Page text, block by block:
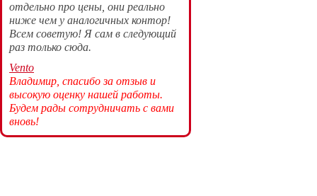
отдельно про цены, они реально
ниже чем у аналогичных контор!
Всем советую! Я сам в следующий
раз только сюда.
Vento
Владимир, спасибо за отзыв и
высокую оценку нашей работы.
Будем рады сотрудничать с вами
вновь!